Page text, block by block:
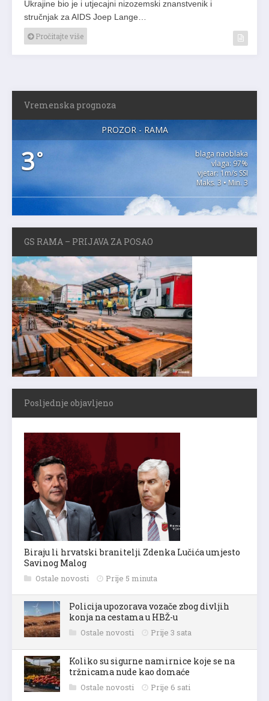
Ukrajine bio je i utjecajni nizozemski znanstvenik i
stručnjak za AIDS Joep Lange…
Pročitajte više
Vremenska prognoza
PROZOR - RAMA
3°
blaga naoblaka
vlaga: 97%
vjetar: 1m/s SSI
Maks. 3 • Min. 3
GS RAMA – PRIJAVA ZA POSAO
Posljednje objavljeno
Biraju li hrvatski branitelji Zdenka Lučića umjesto
Savinog Malog
Ostale novosti Prije 5 minuta
Policija upozorava vozače zbog divljih
konja na cestama u HBŽ-u
Ostale novosti Prije 3 sata
Koliko su sigurne namirnice koje se na
tržnicama nude kao domaće
Ostale novosti Prije 6 sati